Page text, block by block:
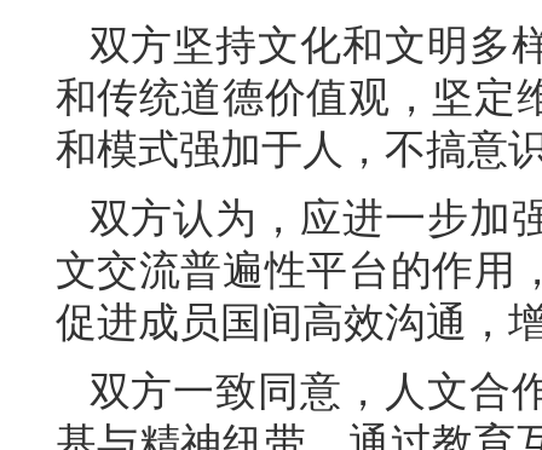
双方坚持文化和文明多
和传统道德价值观，坚定
和模式强加于人，不搞意
双方认为，应进一步加
文交流普遍性平台的作用
促进成员国间高效沟通，
双方一致同意，人文合